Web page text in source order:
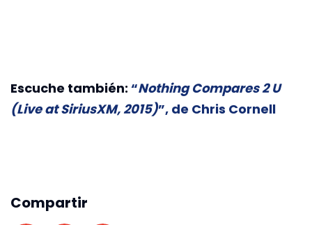
Escuche también: “Nothing Compares 2 U
(Live at SiriusXM, 2015)”, de Chris Cornell
Compartir